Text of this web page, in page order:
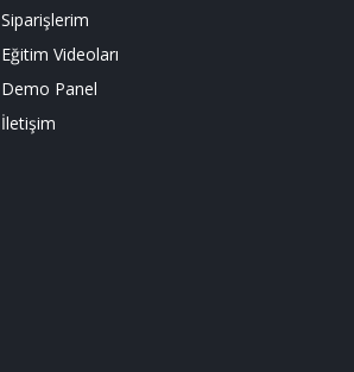
Siparişlerim
Eğitim Videoları
Demo Panel
İletişim